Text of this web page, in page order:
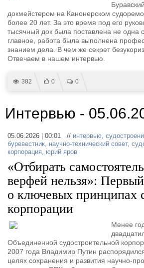
докмейстером на Канонерском
более 20 лет. За это время под его
тысячный док была поставлена не одна
главное, работа была выполнена
знанием дела. В чем же секрет
Отвечаем в нашем интервью.
382 0 0
Интервью -
05.06.2026 | 00:01 // интервью,
буревестник, научно-технический совет,
корпорация, юрий яров
«Отбирать
верфей нельзя»:
о ключевых принципах
корпорации
Менее
Объединенной судостроительной
2007 года Владимир Путин
целях сохранения и развития научно-